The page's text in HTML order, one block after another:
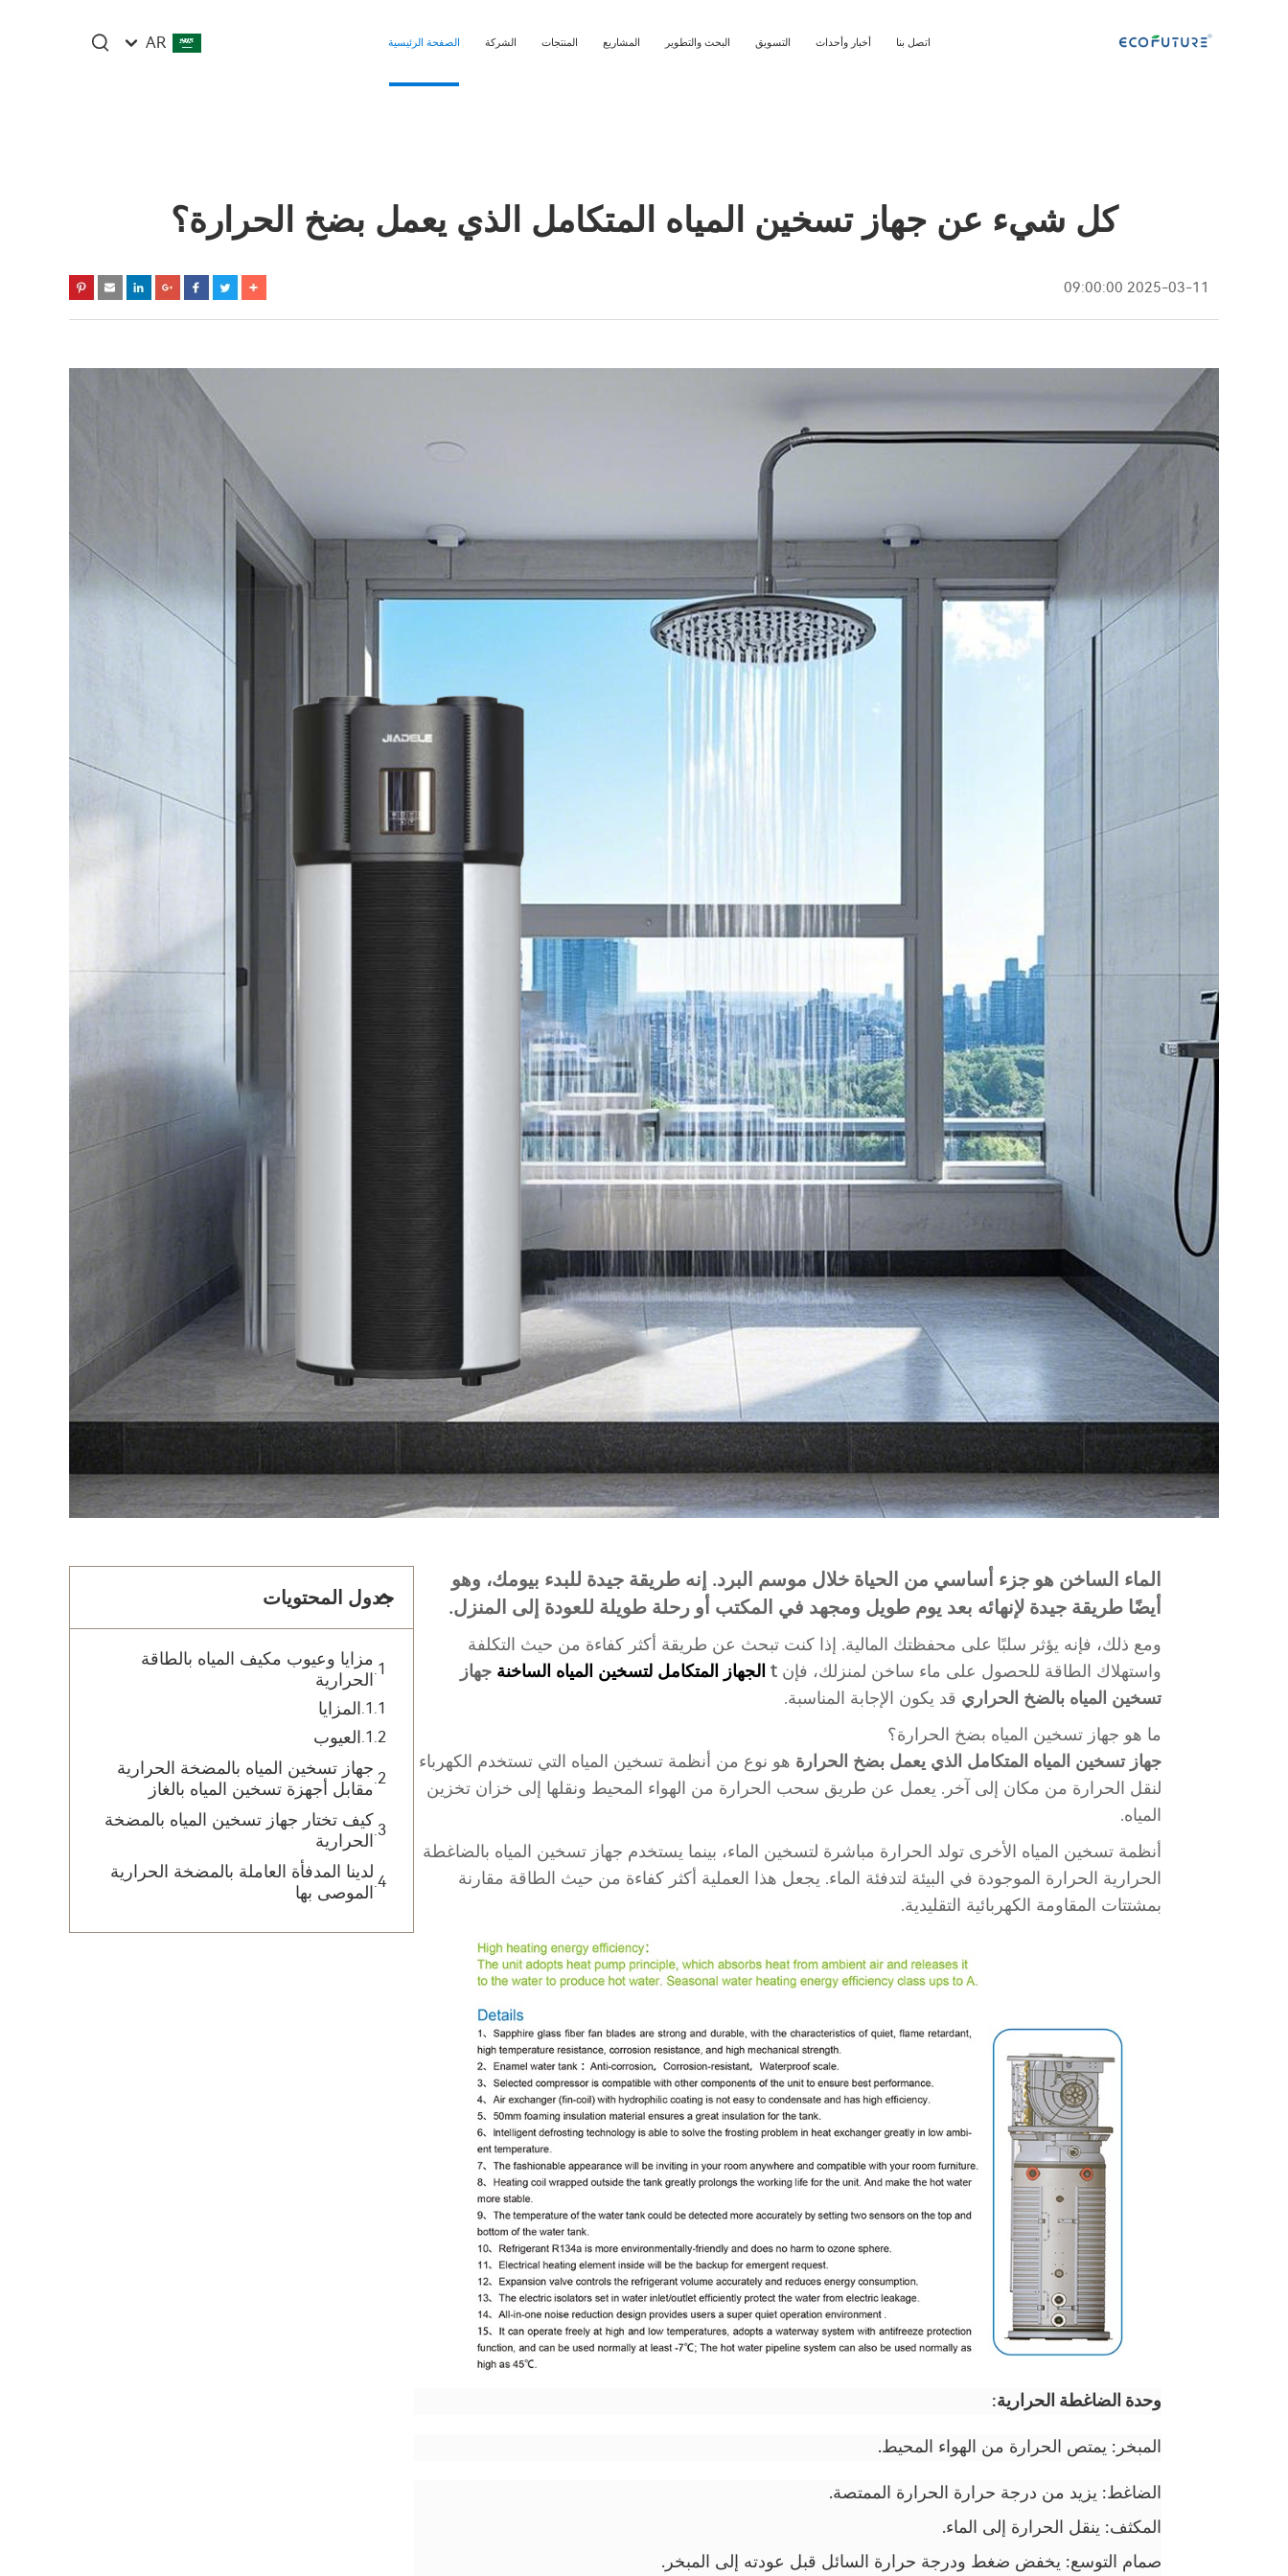
الصفحة الرئيسية الشركة المنتجات المشاريع البحث والتطوير التسويق أخبار وأحداث اتصل بنا AR
كل شيء عن جهاز تسخين المياه المتكامل الذي يعمل بضخ الحرارة؟
2025-03-11 09:00:00
الماء الساخن هو جزء أساسي من الحياة خلال موسم البرد. إنه طريقة جيدة للبدء بيومك، وهو
أيضًا طريقة جيدة لإنهائه بعد يوم طويل ومجهد في المكتب أو رحلة طويلة للعودة إلى المنزل.
ومع ذلك، فإنه يؤثر سلبًا على محفظتك المالية. إذا كنت تبحث عن طريقة أكثر كفاءة من حيث التكلفة
واستهلاك الطاقة للحصول على ماء ساخن لمنزلك، فإن t الجهاز المتكامل لتسخين المياه الساخنة جهاز
تسخين المياه بالضخ الحراري قد يكون الإجابة المناسبة.
ما هو جهاز تسخين المياه بضخ الحرارة؟
جهاز تسخين المياه المتكامل الذي يعمل بضخ الحرارة هو نوع من أنظمة تسخين المياه التي تستخدم الكهرباء
لنقل الحرارة من مكان إلى آخر. يعمل عن طريق سحب الحرارة من الهواء المحيط ونقلها إلى خزان تخزين
المياه.
أنظمة تسخين المياه الأخرى تولد الحرارة مباشرة لتسخين الماء، بينما يستخدم جهاز تسخين المياه بالضاغطة
الحرارية الحرارة الموجودة في البيئة لتدفئة الماء. يجعل هذا العملية أكثر كفاءة من حيث الطاقة مقارنة
بمشتتات المقاومة الكهربائية التقليدية.
وحدة الضاغطة الحرارية:
المبخر: يمتص الحرارة من الهواء المحيط.
الضاغط: يزيد من درجة حرارة الحرارة الممتصة.
المكثف: ينقل الحرارة إلى الماء.
صمام التوسع: يخفض ضغط ودرجة حرارة السائل قبل عودته إلى المبخر.
جدول المحتويات
مزايا وعيوب مكيف المياه بالطاقة
الحرارية
المزايا
العيوب
جهاز تسخين المياه بالمضخة الحرارية
مقابل أجهزة تسخين المياه بالغاز
كيف تختار جهاز تسخين المياه بالمضخة
الحرارية
لدينا المدفأة العاملة بالمضخة الحرارية
الموصى بها